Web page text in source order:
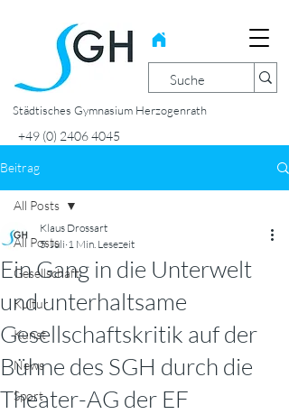
Städtisches Gymnasium Herzogenrath
+49 (0) 2406 4045
Beitrag
All Posts
Gesellschaft
Kultur
Kunst
News
Sport
All Posts
Ein Gang in die Unterwelt
und unterhaltsame
Gesellschaftskritik auf der
Bühne des SGH durch die
Theater-AG der EF
Klaus Drossart
5. Juli 1 Min. Lesezeit